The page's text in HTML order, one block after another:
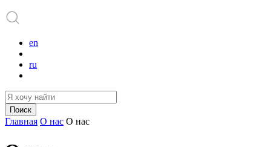
en
ru
Поиск
Главная О нас О нас